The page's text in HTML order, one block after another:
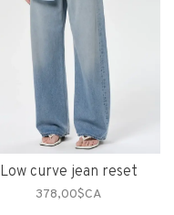
Low curve jean reset
378,00$CA